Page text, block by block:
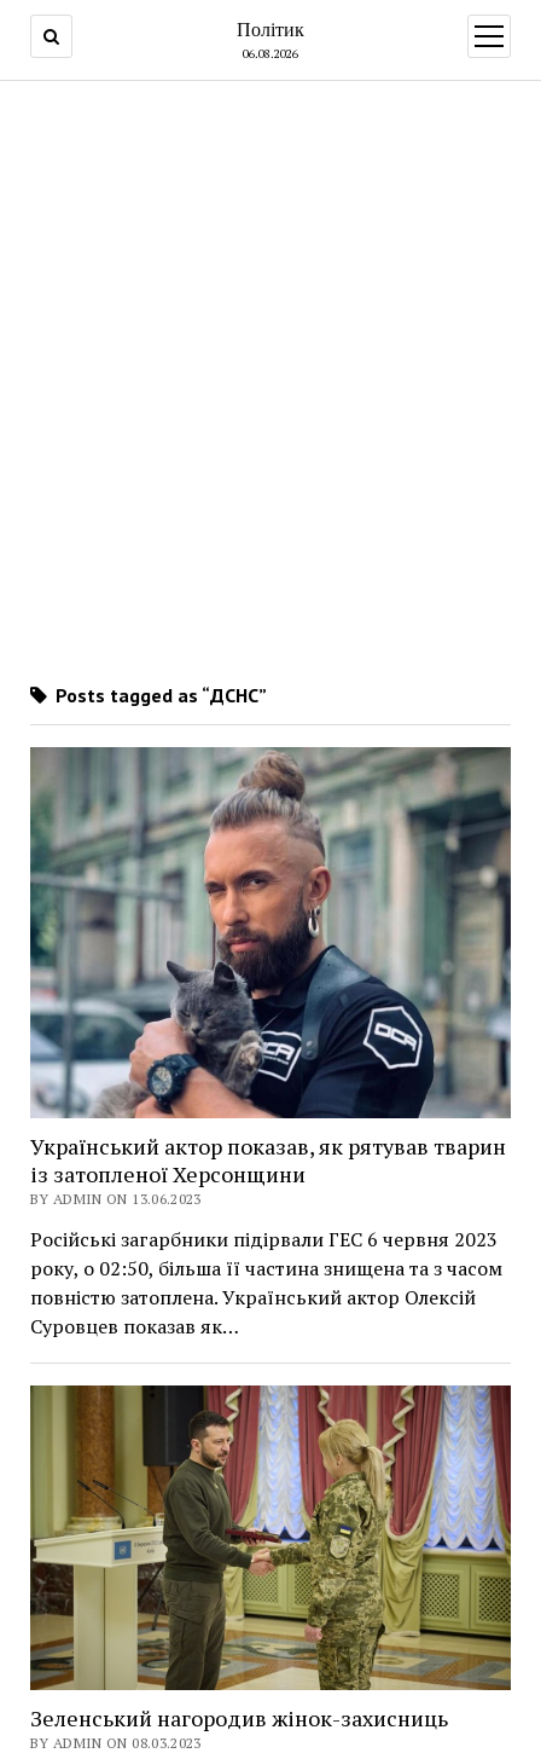
Політик
06.08.2026
open
menu
Posts tagged as “ДСНС”
Український актор показав, як рятував тварин
із затопленої Херсонщини
BY ADMIN ON 13.06.2023
Російські загарбники підірвали ГЕС 6 червня 2023
року, о 02:50, більша її частина знищена та з часом
повністю затоплена. Український актор Олексій
Суровцев показав як…
Зеленський нагородив жінок-захисниць
BY ADMIN ON 08.03.2023